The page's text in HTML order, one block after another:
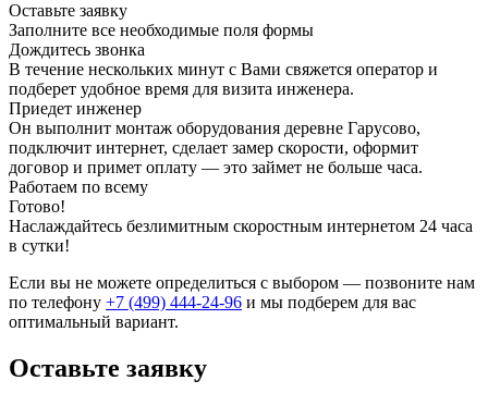
Оставьте заявку
Заполните все необходимые поля формы
Дождитесь звонка
В течение нескольких минут с Вами свяжется оператор и
подберет удобное время для визита инженера.
Приедет инженер
Он выполнит монтаж оборудования деревне Гарусово,
подключит интернет, сделает замер скорости, оформит
договор и примет оплату — это займет не больше часа.
Работаем по всему
Готово!
Наслаждайтесь безлимитным скоростным интернетом 24 часа
в сутки!
Если вы не можете определиться с выбором — позвоните нам
по телефону +7 (499) 444-24-96 и мы подберем для вас
оптимальный вариант.
Оставьте заявку